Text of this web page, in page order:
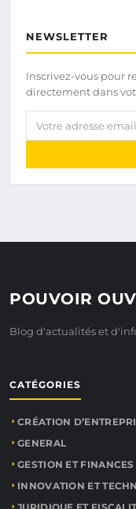
NEWSLETTER
Inscrivez-vous pour
directement dans
Votre adresse email
POUVOIR
Blog d'actualités et
CATÉGORIES
CRÉATION
GENERAL
GESTION ET FINANCES
INNOVATION ET